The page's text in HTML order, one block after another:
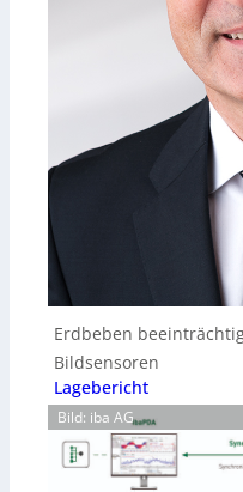
Erdbeben
Bildsensoren
Lagebericht
Bild: iba AG